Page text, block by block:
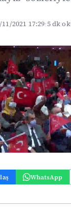
11/2021 17:29·5 dk
WhatsApp